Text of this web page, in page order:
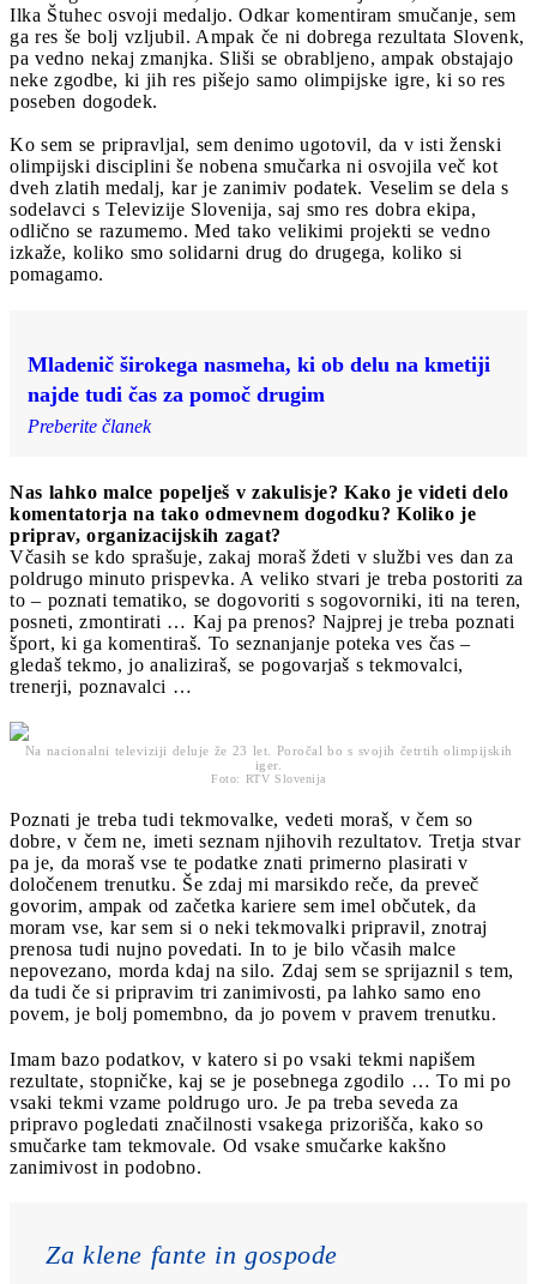
Ilka Štuhec osvoji medaljo. Odkar komentiram smučanje, sem
ga res še bolj vzljubil. Ampak če ni dobrega rezultata Slovenk,
pa vedno nekaj zmanjka. Sliši se obrabljeno, ampak obstajajo
neke zgodbe, ki jih res pišejo samo olimpijske igre, ki so res
poseben dogodek.
Ko sem se pripravljal, sem denimo ugotovil, da v isti ženski
olimpijski disciplini še nobena smučarka ni osvojila več kot
dveh zlatih medalj, kar je zanimiv podatek. Veselim se dela s
sodelavci s Televizije Slovenija, saj smo res dobra ekipa,
odlično se razumemo. Med tako velikimi projekti se vedno
izkaže, koliko smo solidarni drug do drugega, koliko si
pomagamo.
Mladenič širokega nasmeha, ki ob delu na kmetiji
najde tudi čas za pomoč drugim
Preberite članek
Nas lahko malce popelješ v zakulisje? Kako je videti delo
komentatorja na tako odmevnem dogodku? Koliko je
priprav, organizacijskih zagat?
Včasih se kdo sprašuje, zakaj moraš ždeti v službi ves dan za
poldrugo minuto prispevka. A veliko stvari je treba postoriti za
to – poznati tematiko, se dogovoriti s sogovorniki, iti na teren,
posneti, zmontirati … Kaj pa prenos? Najprej je treba poznati
šport, ki ga komentiraš. To seznanjanje poteka ves čas –
gledaš tekmo, jo analiziraš, se pogovarjaš s tekmovalci,
trenerji, poznavalci …
Na nacionalni televiziji deluje že 23 let. Poročal bo s svojih četrtih olimpijskih
iger.
Foto: RTV Slovenija
Poznati je treba tudi tekmovalke, vedeti moraš, v čem so
dobre, v čem ne, imeti seznam njihovih rezultatov. Tretja stvar
pa je, da moraš vse te podatke znati primerno plasirati v
določenem trenutku. Še zdaj mi marsikdo reče, da preveč
govorim, ampak od začetka kariere sem imel občutek, da
moram vse, kar sem si o neki tekmovalki pripravil, znotraj
prenosa tudi nujno povedati. In to je bilo včasih malce
nepovezano, morda kdaj na silo. Zdaj sem se sprijaznil s tem,
da tudi če si pripravim tri zanimivosti, pa lahko samo eno
povem, je bolj pomembno, da jo povem v pravem trenutku.
Imam bazo podatkov, v katero si po vsaki tekmi napišem
rezultate, stopničke, kaj se je posebnega zgodilo … To mi po
vsaki tekmi vzame poldrugo uro. Je pa treba seveda za
pripravo pogledati značilnosti vsakega prizorišča, kako so
smučarke tam tekmovale. Od vsake smučarke kakšno
zanimivost in podobno.
Za klene fante in gospode